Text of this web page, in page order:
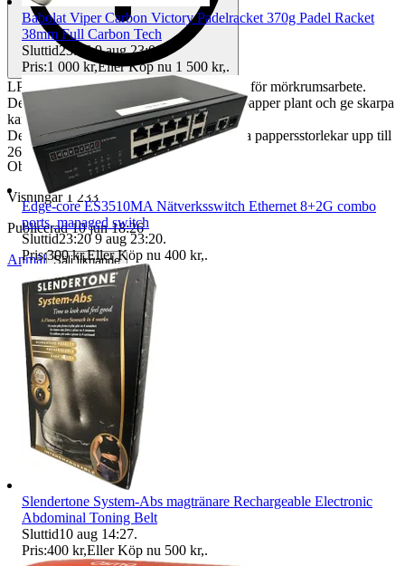
LPL 503A Förstoringsapparat Easel Mask för mörkrumsarbete.
Denna mask är designad för att hålla fotopapper plant och ge skarpa
kanter under exponering.
Den har justerbara ramar för att passa olika pappersstorlekar upp till
26x30 cm (10x12 tum).
Objektnr
735 786 250
Visningar 1 233
Publicerad 10 jun 18:26
Anmäl Sälj liknande
Babolat Viper Carbon Victory Padelracket 370g Padel Racket
38mm Full Carbon Tech
Sluttid23:06 9 aug 23:06
Pris:1 000 kr,Eller Köp nu 1 500 kr,.
Edge-core ES3510MA Nätverksswitch Ethernet 8+2G combo
ports, managed switch
Sluttid23:20 9 aug 23:20.
Pris:300 kr,Eller Köp nu 400 kr,.
Slendertone System-Abs magtränare Rechargeable Electronic
Abdominal Toning Belt
Sluttid10 aug 14:27.
Pris:400 kr,Eller Köp nu 500 kr,.